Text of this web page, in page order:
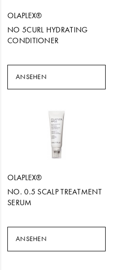
OLAPLEX®
NO 5CURL HYDRATING
CONDITIONER
ANSEHEN
OLAPLEX®
NO. 0.5 SCALP TREATMENT
SERUM
ANSEHEN